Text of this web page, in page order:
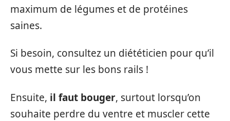
maximum de légumes et de protéines
saines.
Si besoin, consultez un diététicien pour qu’il
vous mette sur les bons rails !
Ensuite, il faut bouger, surtout lorsqu’on
souhaite perdre du ventre et muscler cette